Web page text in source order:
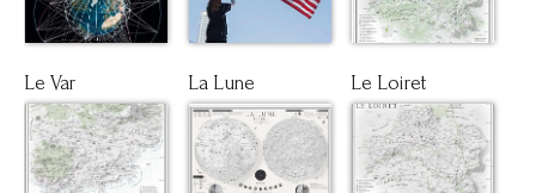
Le Var La Lune Le Loiret